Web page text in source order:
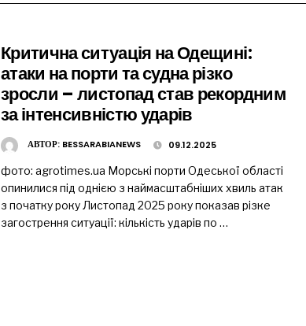
Критична ситуація на Одещині:
атаки на порти та судна різко
зросли – листопад став рекордним
за інтенсивністю ударів
АВТОР: BESSARABIANEWS 09.12.2025
фото: agrotimes.ua Морські порти Одеської області
опинилися під однією з наймасштабніших хвиль атак
з початку року Листопад 2025 року показав різке
загострення ситуації: кількість ударів по …